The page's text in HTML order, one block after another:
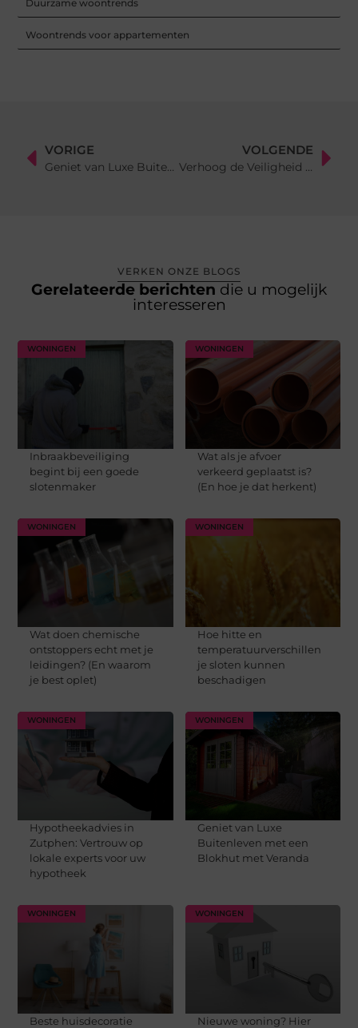
Duurzame woontrends
Woontrends voor appartementen
VORIGE
Geniet van Luxe Buitenleven met een Blokhut met Veranda
VOLGENDE
Verhoog de Veiligheid van Je Project met Brandklasse B Folie
VERKEN ONZE BLOGS
Gerelateerde berichten die u mogelijk
interesseren
WONINGEN
Inbraakbeveiliging
begint bij een goede
slotenmaker
WONINGEN
Wat als je afvoer
verkeerd geplaatst is?
(En hoe je dat herkent)
WONINGEN
Wat doen chemische
ontstoppers echt met je
leidingen? (En waarom
je best oplet)
WONINGEN
Hoe hitte en
temperatuurverschillen
je sloten kunnen
beschadigen
WONINGEN
Hypotheekadvies in
Zutphen: Vertrouw op
lokale experts voor uw
hypotheek
WONINGEN
Geniet van Luxe
Buitenleven met een
Blokhut met Veranda
WONINGEN
Beste huisdecoratie
WONINGEN
Nieuwe woning? Hier